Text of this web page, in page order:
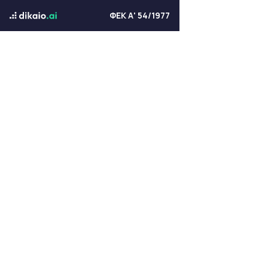
ΦΕΚ Α' 54/1977